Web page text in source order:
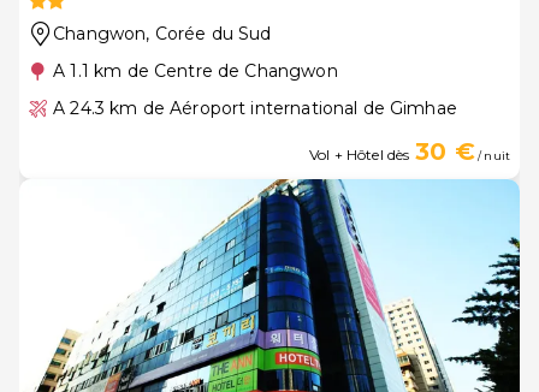
Changwon, Corée du Sud
A 1.1 km de Centre de Changwon
A 24.3 km de Aéroport international de Gimhae
Vol + Hôtel dès 30 €/ nuit